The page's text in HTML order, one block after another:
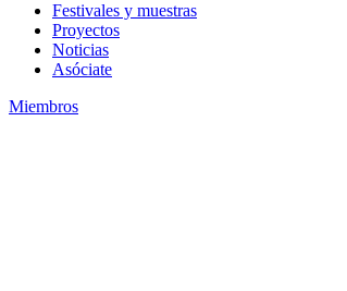
Festivales y muestras
Proyectos
Noticias
Asóciate
Miembros